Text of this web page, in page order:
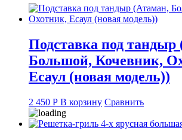
Подставка под тандыр
Большой, Кочевник,
Есаул (новая модель))
2 450 Р В корзину Сравнить